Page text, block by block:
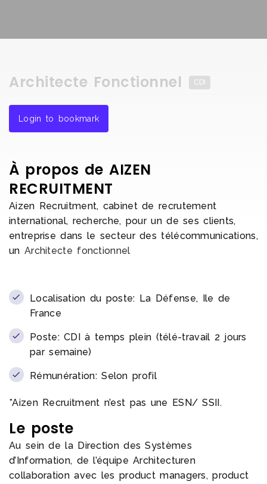
Architecte Fonctionnel CDI
Login to bookmark
À propos de AIZEN
RECRUITMENT
Aizen Recruitment, cabinet de recrutement
international, recherche, pour un de ses clients,
entreprise dans le secteur des télécommunications,
un Architecte fonctionnel
Localisation du poste: La Défense, Ile de
France
Poste: CDI à temps plein (télé-travail 2 jours
par semaine)
Rémunération: Selon profil
*Aizen Recruitment n’est pas une ESN/ SSII.
Le poste
Au sein de la Direction des Systèmes
d’Information, de l’équipe Architecturen
collaboration avec les product managers, product